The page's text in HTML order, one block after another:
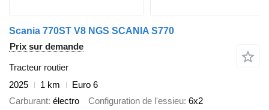
Scania 770ST V8 NGS SCANIA S770
Prix sur demande
Tracteur routier
2025
1 km
Euro 6
Carburant électro Configuration de l'essieu 6x2